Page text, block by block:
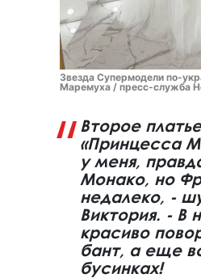
Звезда Супермодели по-
Маремуха / пресс-служба
Второе
«Принцесса
у меня,
Монако, но
недалеко, -
Виктория. - В
красиво
бант, а еще
бусинках!